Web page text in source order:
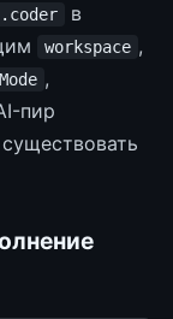
в
workspace ,
,
пир